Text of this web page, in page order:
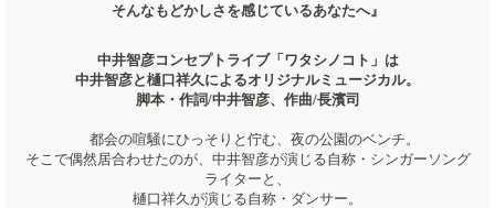
そんなもどかしさを感じているあなたへ』
中井智彦コンセプトライブ「ワタシノコト」は
中井智彦と樋口祥久によるオリジナルミュージカル。
脚本・作詞/中井智彦、作曲/長濱司
都会の喧騒にひっそりと佇む、夜の公園のベンチ。
そこで偶然居合わせたのが、中井智彦が演じる自称・シンガーソング
ライターと、
樋口祥久が演じる自称・ダンサー。